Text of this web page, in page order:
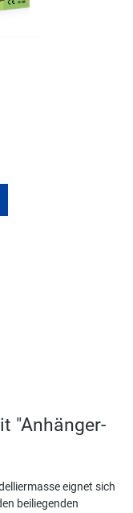
"Anhänger-
eignet sich
beiliegenden